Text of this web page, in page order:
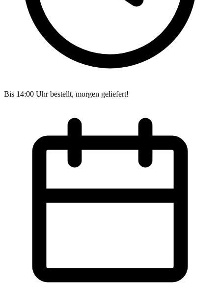
Bis 14:00 Uhr bestellt, morgen geliefert!